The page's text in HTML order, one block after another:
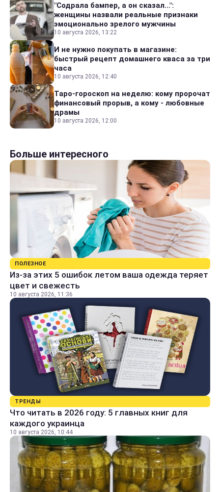
"Содрала бампер, а он сказал...":
женщины назвали реальные признаки
эмоционально зрелого мужчины
10 августа 2026, 13:22
И не нужно покупать в магазине:
быстрый рецепт домашнего кваса за три
часа
10 августа 2026, 12:40
Таро-гороскоп на неделю: кому пророчат
финансовый прорыв, а кому - любовные
драмы
10 августа 2026, 12:00
Больше интересного
ПОЛЕЗНОЕ
Из-за этих 5 ошибок летом ваша одежда теряет
цвет и свежесть
10 августа 2026, 11:36
ТРЕНДЫ
Что читать в 2026 году: 5 главных книг для
каждого украинца
10 августа 2026, 10:44